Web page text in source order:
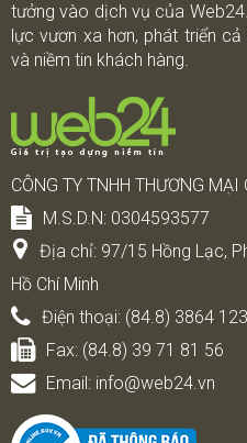
tưởng vào dịch vụ của
lực vươn xa hơn, phát triển
và niềm tin khách hàng.
CÔNG TY TNHH THƯƠNG
M.S.D.N: 0304593577
Địa chỉ: 97/15 Hồng Lạc,
Hồ Chí Minh
Điện thoại: (84.8) 3864
Fax: (84.8) 39 71 81 56
Email: info@web24.vn